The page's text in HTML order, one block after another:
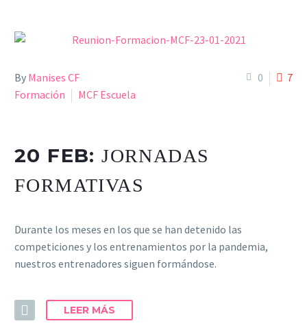
0 7
By Manises CF
Formación
MCF Escuela
20 FEB:JORNADAS
FORMATIVAS
Durante los meses en los que se han detenido las
competiciones y los entrenamientos por la pandemia,
nuestros entrenadores siguen formándose.
LEER MÁS